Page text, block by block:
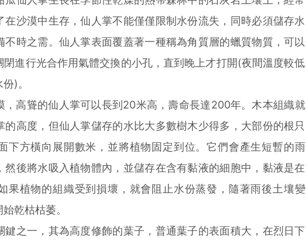
在沙漠中生存，仙人掌不能僅僅限制水份流失，同時必須儲存水
不時之需。仙人掌表面覆蓋著一種稱為角質層的蠟質物質，可以
進行光合作用氣體交換的小孔，直到晚上才打開(夜間溫度較低
)。
聳的仙人掌可以長到20米高，壽命長達200年。木本組織就
的高度，但仙人掌儲存的水比大多數樹木少得多，大部份的根只
下方橫向展開數米，並將植物固定到位。它們會產生短暫的雨
然後將水吸入植物體內，並儲存在含有黏液的細胞中，黏液是在
果植物的組織受到損壞，就會阻止水份蒸發，隨著雨後土壤變
乾枯枯萎。
一，其為高度修飾的葉子，普通葉子的表面積大，在烈日下